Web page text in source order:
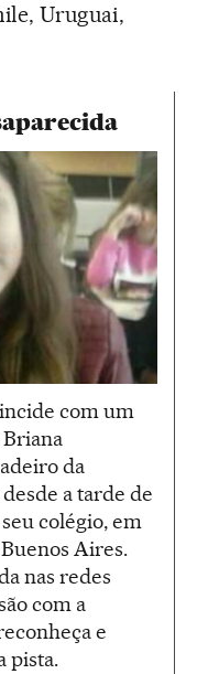
Uruguai,
com um
da
a tarde de
colégio, em
Aires.
nas redes
com a
e
pista.